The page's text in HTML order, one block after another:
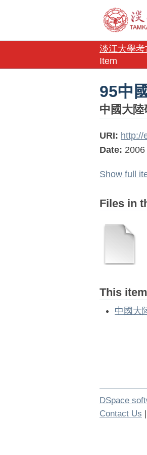
95中
淡江大學考
Item
95中
中國大
URI: http://
Date: 2006
Show full
Files in
This
中國大
DSpace
Contact Us |